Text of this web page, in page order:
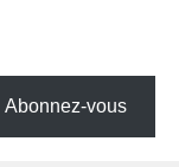
Abonnez-vous